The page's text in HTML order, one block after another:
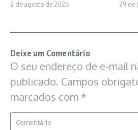
2 de agosto de 2026 29 de
Deixe um Comentário
O seu endereço de e-mail
publicado. Campos
marcados com *